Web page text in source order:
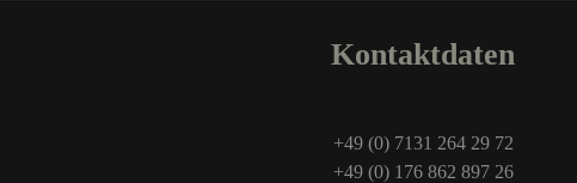
Kontaktdaten
+49 (0) 7131 264 29 72
+49 (0) 176 862 897 26